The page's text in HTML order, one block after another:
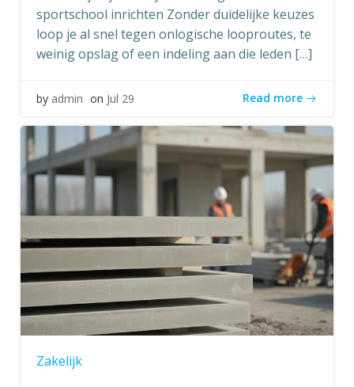
sportschool inrichten Zonder duidelijke keuzes
loop je al snel tegen onlogische looproutes, te
weinig opslag of een indeling aan die leden […]
by admin on Jul 29 Read more
Zakelijk